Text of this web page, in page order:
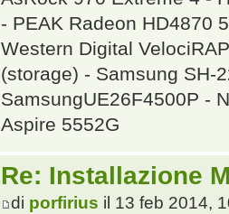
- PEAK Radeon HD4870
Western Digital
(storage) - Samsung SH-
SamsungUE26F4500P -
Aspire 5552G
Re: Installazione
di porfirius il 13 feb 2014,